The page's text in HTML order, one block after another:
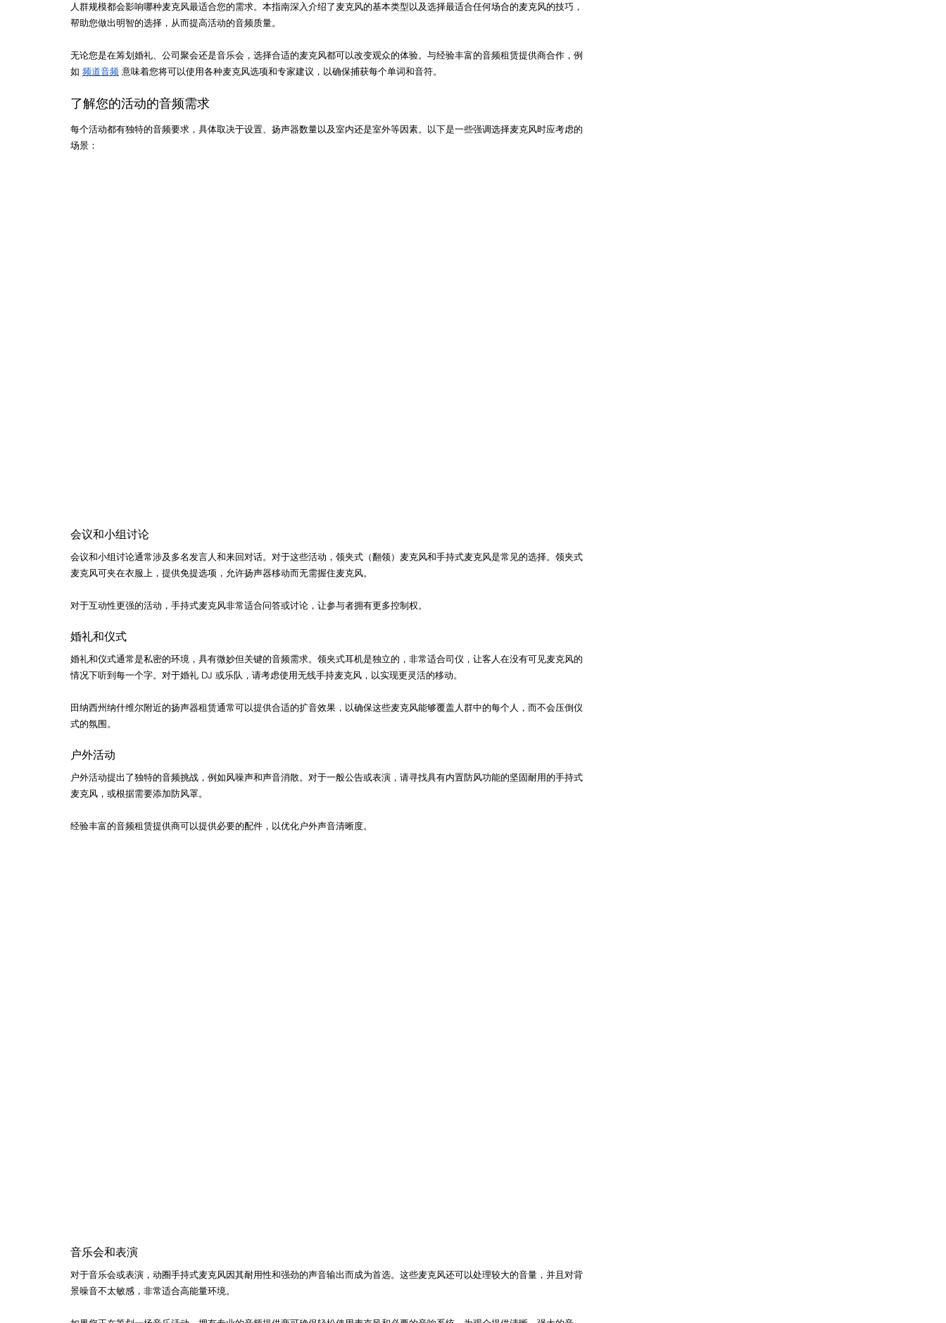
人群规模都会影响哪种麦克风最适合您的需求。本指南深入介绍了麦克风的基本类型以及选择最适合任何场合的麦克风的技巧，
帮助您做出明智的选择，从而提高活动的音频质量。
无论您是在筹划婚礼、公司聚会还是音乐会，选择合适的麦克风都可以改变观众的体验。与经验丰富的音频租赁提供商合作，例
如 频道音频 意味着您将可以使用各种麦克风选项和专家建议，以确保捕获每个单词和音符。
了解您的活动的音频需求
每个活动都有独特的音频要求，具体取决于设置、扬声器数量以及室内还是室外等因素。以下是一些强调选择麦克风时应考虑的
场景：
会议和小组讨论
会议和小组讨论通常涉及多名发言人和来回对话。对于这些活动，领夹式（翻领）麦克风和手持式麦克风是常见的选择。领夹式
麦克风可夹在衣服上，提供免提选项，允许扬声器移动而无需握住麦克风。
对于互动性更强的活动，手持式麦克风非常适合问答或讨论，让参与者拥有更多控制权。
婚礼和仪式
婚礼和仪式通常是私密的环境，具有微妙但关键的音频需求。领夹式耳机是独立的，非常适合司仪，让客人在没有可见麦克风的
情况下听到每一个字。对于婚礼 DJ 或乐队，请考虑使用无线手持麦克风，以实现更灵活的移动。
田纳西州纳什维尔附近的扬声器租赁通常可以提供合适的扩音效果，以确保这些麦克风能够覆盖人群中的每个人，而不会压倒仪
式的氛围。
户外活动
户外活动提出了独特的音频挑战，例如风噪声和声音消散。对于一般公告或表演，请寻找具有内置防风功能的坚固耐用的手持式
麦克风，或根据需要添加防风罩。
经验丰富的音频租赁提供商可以提供必要的配件，以优化户外声音清晰度。
音乐会和表演
对于音乐会或表演，动圈手持式麦克风因其耐用性和强劲的声音输出而成为首选。这些麦克风还可以处理较大的音量，并且对背
景噪音不太敏感，非常适合高能量环境。